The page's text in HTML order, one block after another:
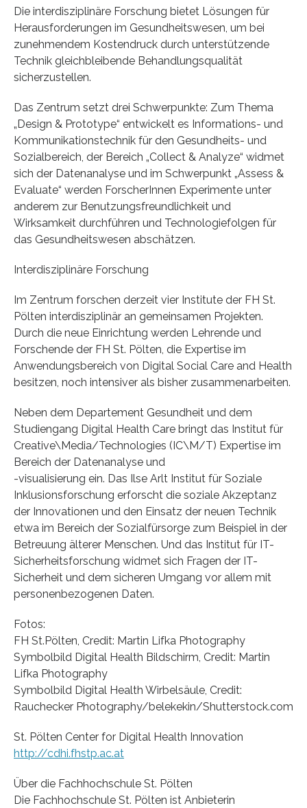
Die interdisziplinäre Forschung bietet Lösungen für
Herausforderungen im Gesundheitswesen, um bei
zunehmendem Kostendruck durch unterstützende
Technik gleichbleibende Behandlungsqualität
sicherzustellen.
Das Zentrum setzt drei Schwerpunkte: Zum Thema
„Design & Prototype“ entwickelt es Informations- und
Kommunikationstechnik für den Gesundheits- und
Sozialbereich, der Bereich „Collect & Analyze“ widmet
sich der Datenanalyse und im Schwerpunkt „Assess &
Evaluate“ werden ForscherInnen Experimente unter
anderem zur Benutzungsfreundlichkeit und
Wirksamkeit durchführen und Technologiefolgen für
das Gesundheitswesen abschätzen.
Interdisziplinäre Forschung
Im Zentrum forschen derzeit vier Institute der FH St.
Pölten interdisziplinär an gemeinsamen Projekten.
Durch die neue Einrichtung werden Lehrende und
Forschende der FH St. Pölten, die Expertise im
Anwendungsbereich von Digital Social Care and Health
besitzen, noch intensiver als bisher zusammenarbeiten.
Neben dem Departement Gesundheit und dem
Studiengang Digital Health Care bringt das Institut für
Creative\Media/Technologies (IC\M/T) Expertise im
Bereich der Datenanalyse und
-visualisierung ein. Das Ilse Arlt Institut für Soziale
Inklusionsforschung erforscht die soziale Akzeptanz
der Innovationen und den Einsatz der neuen Technik
etwa im Bereich der Sozialfürsorge zum Beispiel in der
Betreuung älterer Menschen. Und das Institut für IT-
Sicherheitsforschung widmet sich Fragen der IT-
Sicherheit und dem sicheren Umgang vor allem mit
personenbezogenen Daten.
Fotos:
FH St.Pölten, Credit: Martin Lifka Photography
Symbolbild Digital Health Bildschirm, Credit: Martin
Lifka Photography
Symbolbild Digital Health Wirbelsäule, Credit:
Rauchecker Photography/belekekin/Shutterstock.com
St. Pölten Center for Digital Health Innovation
http://cdhi.fhstp.ac.at
Über die Fachhochschule St. Pölten
Die Fachhochschule St. Pölten ist Anbieterin